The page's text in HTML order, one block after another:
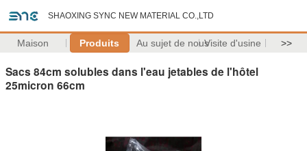
SHAOXING SYNC NEW MATERIAL CO.,LTD
Maison Produits Au sujet de nousVisite d'usine >>
Sacs 84cm solubles dans l'eau jetables de l'hôtel
25micron 66cm